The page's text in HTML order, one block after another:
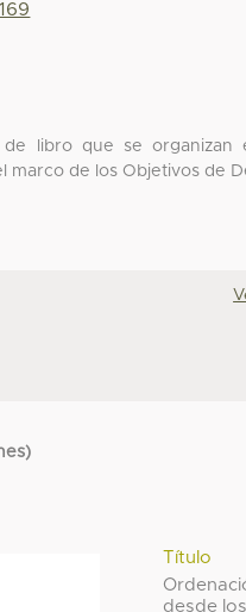
libro que se organizan
marco de los Objetivos de
Título
desde